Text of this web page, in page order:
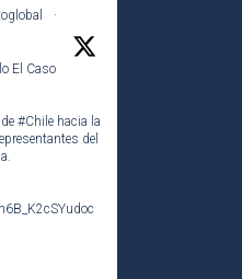
·
El Caso
#Chile hacia la
del